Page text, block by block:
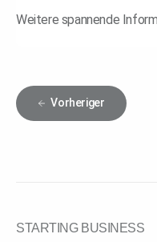
Weitere spannende
Vorheriger
STARTING BUSINESS